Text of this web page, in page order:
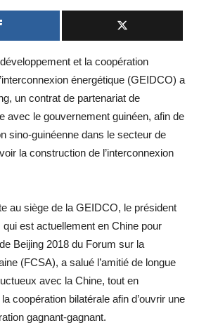
et la coopération
énergétique (GEIDCO) a
un contrat de partenariat de
avec le gouvernement guinéen, afin de
sino-guinéenne dans le secteur de
la construction de l’interconnexion
au siège de la GEIDCO, le président
qui est actuellement en Chine pour
Beijing 2018 du Forum sur la
(FCSA), a salué l’amitié de longue
avec la Chine, tout en
coopération bilatérale afin d’ouvrir une
gagnant-gagnant.